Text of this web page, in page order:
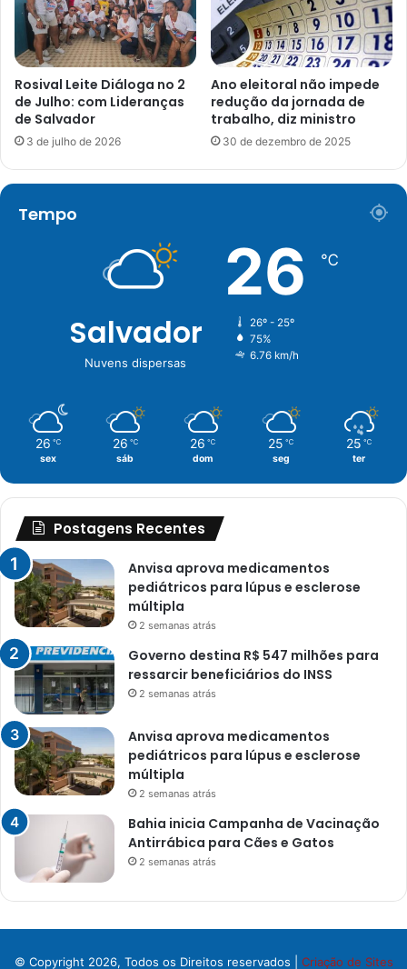
Rosival Leite Diáloga no 2
de Julho: com Lideranças
de Salvador
3 de julho de 2026
Ano eleitoral não impede
redução da jornada de
trabalho, diz ministro
30 de dezembro de 2025
Tempo
Salvador
Nuvens dispersas
26 ℃
26º - 25º
75%
6.76 km/h
26 ℃
sex
26 ℃
sáb
26 ℃
dom
25 ℃
seg
25 ℃
ter
Postagens Recentes
Anvisa aprova medicamentos
pediátricos para lúpus e esclerose
múltipla
2 semanas atrás
Governo destina R$ 547 milhões para
ressarcir beneficiários do INSS
2 semanas atrás
Anvisa aprova medicamentos
pediátricos para lúpus e esclerose
múltipla
2 semanas atrás
Bahia inicia Campanha de Vacinação
Antirrábica para Cães e Gatos
2 semanas atrás
© Copyright 2026, Todos os Direitos reservados | Criação de Sites